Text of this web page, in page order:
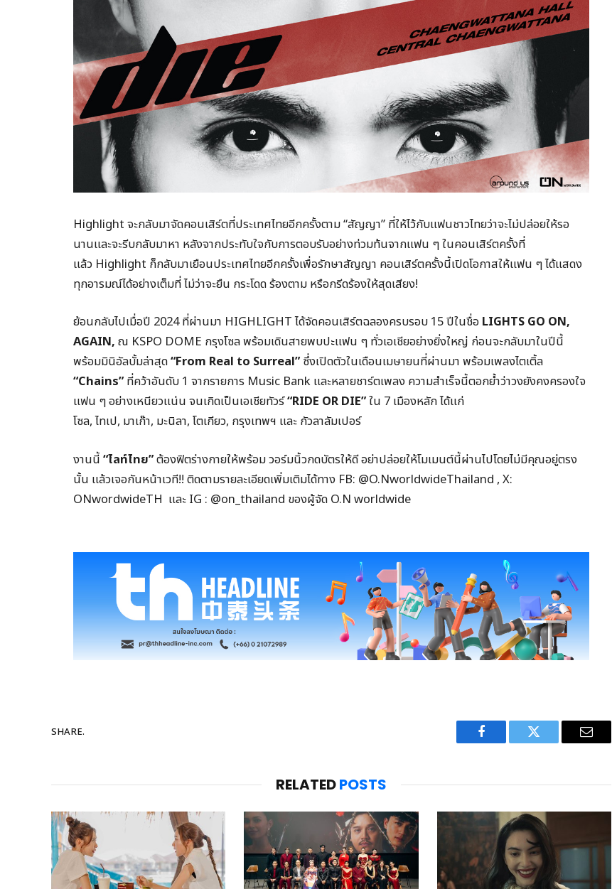
Highlight จะกลับมาจัดคอนเสิร์ตที่ประเทศไทยอีกครั้งตาม “สัญญา” ที่ให้ไว้กับแฟนชาวไทยว่าจะไม่ปล่อยให้รอ
นานและจะรีบกลับมาหา หลังจากประทับใจกับการตอบรับอย่างท่วมท้นจากแฟน ๆ ในคอนเสิร์ตครั้งที่
แล้ว Highlight ก็กลับมาเยือนประเทศไทยอีกครั้งเพื่อรักษาสัญญา คอนเสิร์ตครั้งนี้เปิดโอกาสให้แฟน ๆ ได้แสดง
ทุกอารมณ์ได้อย่างเต็มที่ ไม่ว่าจะยืน กระโดด ร้องตาม หรือกรีดร้องให้สุดเสียง!
ย้อนกลับไปเมื่อปี 2024 ที่ผ่านมา HIGHLIGHT ได้จัดคอนเสิร์ตฉลองครบรอบ 15 ปีในชื่อ LIGHTS GO ON,
AGAIN, ณ KSPO DOME กรุงโซล พร้อมเดินสายพบปะแฟน ๆ ทั่วเอเชียอย่างยิ่งใหญ่ ก่อนจะกลับมาในปีนี้
พร้อมมินิอัลบั้มล่าสุด“From Real to Surreal” ซึ่งเปิดตัวในเดือนเมษายนที่ผ่านมา พร้อมเพลงไตเติ้ล
“Chains” ที่คว้าอันดับ 1 จากรายการ Music Bank และหลายชาร์ตเพลง ความสำเร็จนี้ตอกย้ำว่าวงยังคงครองใจ
แฟน ๆ อย่างเหนียวแน่น จนเกิดเป็นเอเชียทัวร์“RIDE OR DIE”ใน 7 เมืองหลัก ได้แก่
โซล, ไทเป, มาเก๊า, มะนิลา, โตเกียว, กรุงเทพฯ และ กัวลาลัมเปอร์
งานนี้ “ไลท์ไทย”ต้องฟิตร่างกายให้พร้อม วอร์มนิ้วกดบัตรให้ดี อย่าปล่อยให้โมเมนต์นี้ผ่านไปโดยไม่มีคุณอยู่ตรง
นั้น แล้วเจอกันหน้าเวที!! ติดตามรายละเอียดเพิ่มเติมได้ทาง FB: @O.NworldwideThailand , X:
ONwordwideTH และ IG : @on_thailand ของผู้จัด O.N worldwide
SHARE.
Facebook Twitter Email
RELATEDPOSTS